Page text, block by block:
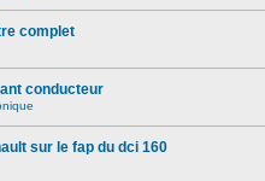
complet
conducteur
sur le fap du dci 160